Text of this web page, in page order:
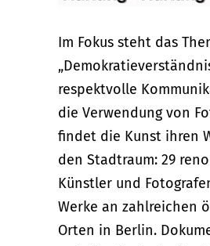
Im Fokus steht das
respektvolle
die Verwendung von
findet die Kunst ihren
den Stadtraum: 29
Künstler und
Werke an zahlreichen
Orten in Berlin.